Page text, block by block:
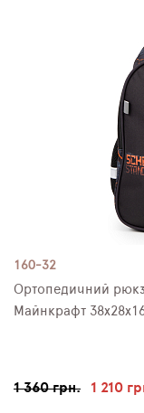
160-32
Ортопедичний
Майнкрафт
1 360 грн. 1 210